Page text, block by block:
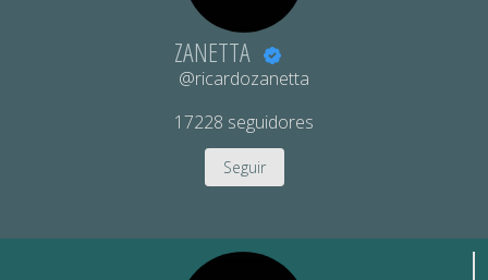
ZANETTA
@ricardozanetta
17228 seguidores
Seguir